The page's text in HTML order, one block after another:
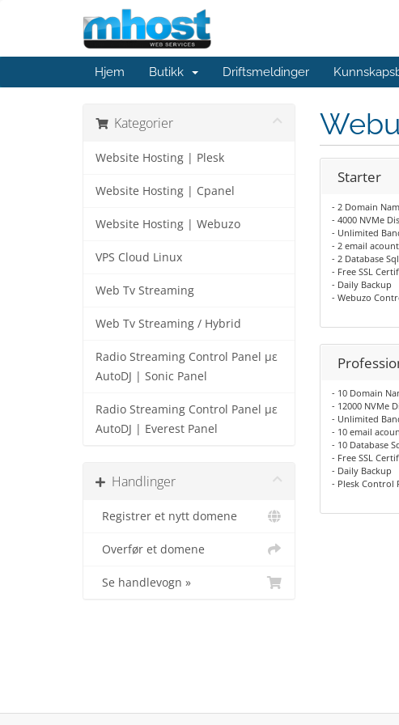
Hjem Butikk Driftsmeldinger
Kategorier
Website Hosting | Plesk
Website Hosting | Cpanel
Website Hosting | Webuzo
VPS Cloud Linux
Web Tv Streaming
Web Tv Streaming / Hybrid
Radio Streaming Control Panel με
AutoDJ | Sonic Panel
Radio Streaming Control Panel με
AutoDJ | Everest Panel
Handlinger
Registrer et nytt domene
Overfør et domene
Se handlevogn »
Starter
- 2 Domain
- 4000 NVMe
- Unlimited
- 2 email
- 2 Database Sql
- Free SSL
- Daily Backup
- Webuzo
- 10 Domain
- 12000 NVMe
- Unlimited
- 10 email
- 10 Database
- Free SSL
- Daily Backup
- Plesk Control